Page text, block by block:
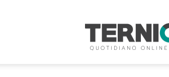
Oggi